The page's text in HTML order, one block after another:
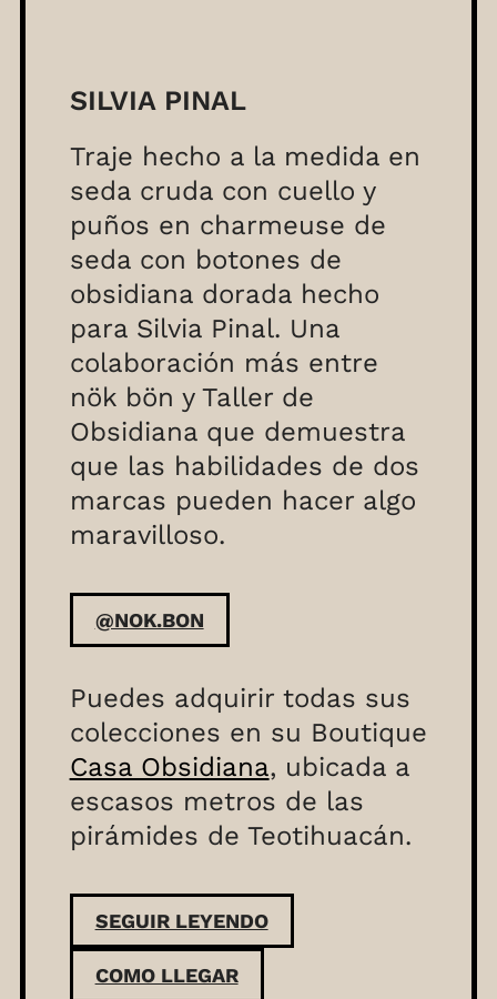
SILVIA PINAL
Traje hecho a la medida en
seda cruda con cuello y
puños en charmeuse de
seda con botones de
obsidiana dorada hecho
para Silvia Pinal. Una
colaboración más entre
nök bön y Taller de
Obsidiana que demuestra
que las habilidades de dos
marcas pueden hacer algo
maravilloso.
@NOK.BON
Puedes adquirir todas sus
colecciones en su Boutique
Casa Obsidiana, ubicada a
escasos metros de las
pirámides de Teotihuacán.
SEGUIR LEYENDO
COMO LLEGAR